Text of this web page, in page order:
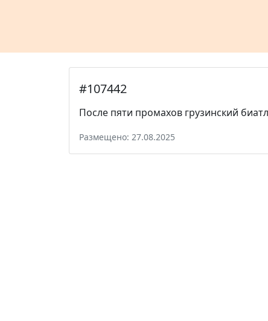
#107442
После пяти промахов грузинский
Размещено: 27.08.2025